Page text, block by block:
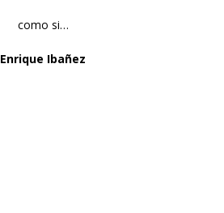
como si…
Enrique Ibañez